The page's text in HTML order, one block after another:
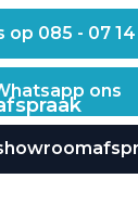
op 085 - 07
ons